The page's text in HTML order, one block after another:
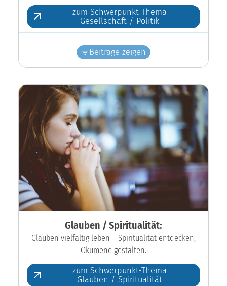
zum Schwerpunkt-Thema
Gesellschaft / Politik
Beiträge zeigen
Glauben / Spiritualität:
Glauben vielfältig leben – Spiritualität entdecken,
Ökumene gestalten.
zum Schwerpunkt-Thema
Glauben / Spiritualität